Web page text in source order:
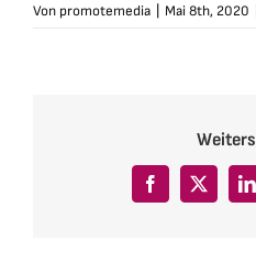
Von promotemedia Mai 8th, 2020
Facebook
X